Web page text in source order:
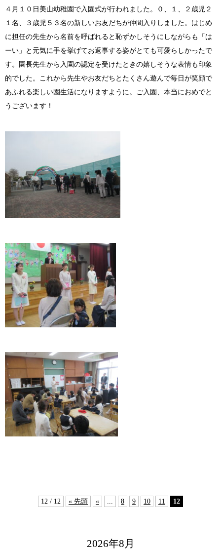
４月１０日美山幼稚園で入園式が行われました。０、１、２歳児２
１名、３歳児５３名の新しいお友だちが仲間入りしました。はじめ
に担任の先生から名前を呼ばれると恥ずかしそうにしながらも「は
ーい」と元気に手を挙げてお返事する姿がとても可愛らしかったで
す。園長先生から入園の認定を受けたときの嬉しそうな表情も印象
的でした。これから先生やお友だちとたくさん遊んで毎日が笑顔で
あふれる楽しい園生活になりますように。ご入園、本当におめでと
うございます！
12 / 12 « 先頭 « 8 9 10 11 12
2026年8月